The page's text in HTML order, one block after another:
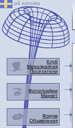
på svenska
Клуб
Мероприятия
Посетители
Фотографии
Маркет
Форум
Объявления